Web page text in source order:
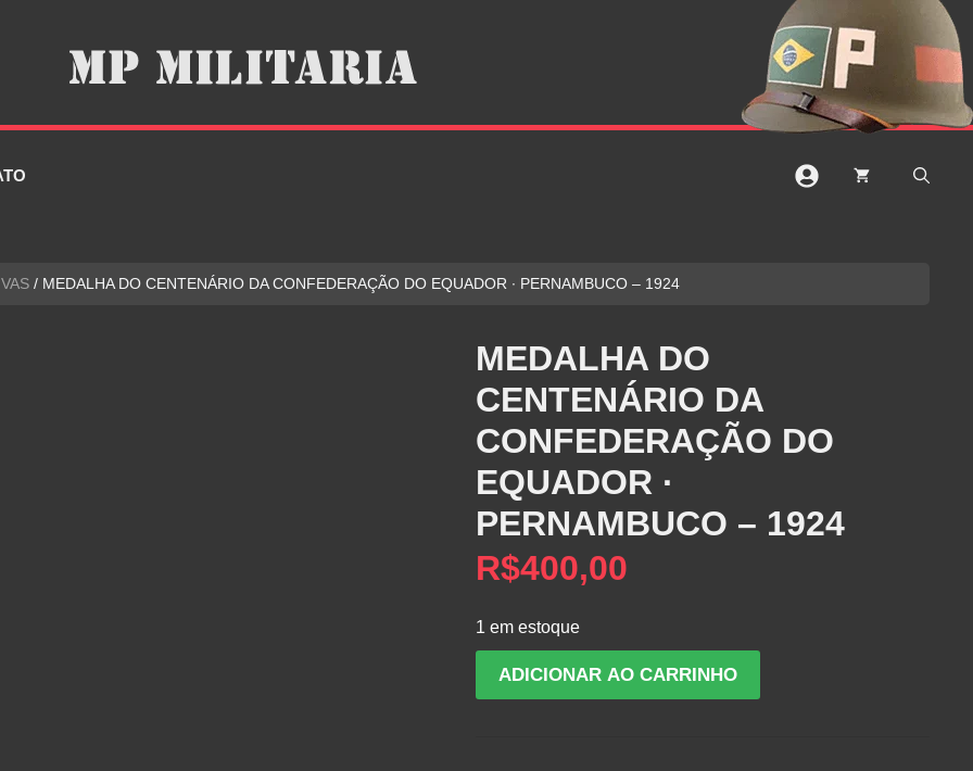
/ MEDALHA DO CENTENÁRIO DA CONFEDERAÇÃO DO EQUADOR ∙ PERNAMBUCO – 1924
MEDALHA DO
CENTENÁRIO DA
CONFEDERAÇÃO DO
EQUADOR ∙
PERNAMBUCO – 1924
R$400,00
1 em estoque
DO
ADICIONAR AO CARRINHO